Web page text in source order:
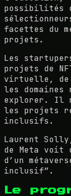
possibilités
facettes du
projets.
Les
projets de
virtuelle, de
les
explorer. Il
les projets
inclusifs.
Laurent
de Meta voit
d’un
inclusif”.
Le